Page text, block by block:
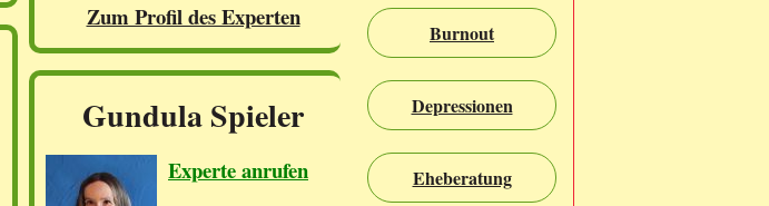
Burnout
Depressionen
Eheberatung
Zum Profil des Experten
Gundula Spieler
Experte anrufen